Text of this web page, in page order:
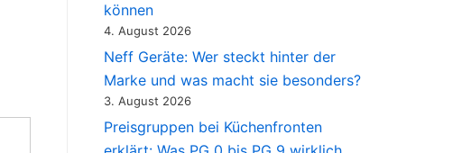
können
4. August 2026
Neff Geräte: Wer steckt hinter der
Marke und was macht sie besonders?
3. August 2026
Preisgruppen bei Küchenfronten